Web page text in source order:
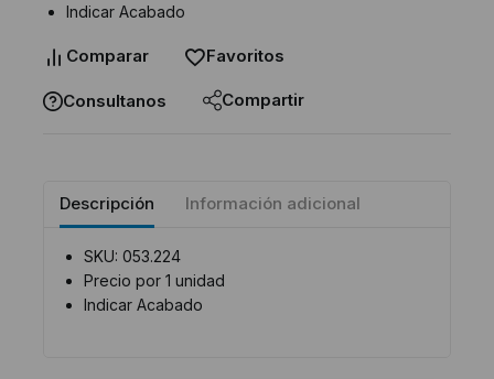
Indicar Acabado
Comparar Favoritos
Consultanos Compartir
Descripción Información adicional
SKU: 053.224
Precio por 1 unidad
Indicar Acabado